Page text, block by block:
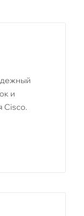
и
Cisco.